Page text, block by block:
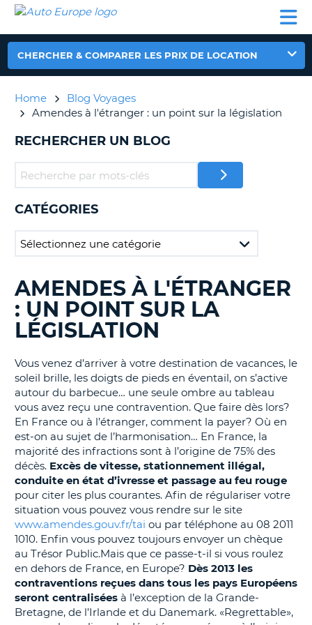
LOCATION
VOITURE
CAMPING-
CAR
CLIENT
AUTO
EUROPE
LOCATION
VOITURE
CAR
PARTENAIRES
CLIENT
COMPTE
GÉRER
MA
CHERCHER & COMPARER LES PRIX DE LOCATION
Home
Blog Voyages
Amendes à l'étranger : un point sur la législation
RECHERCHER UN BLOG
CATÉGORIES
RECHERCHER
DES
BLOGS......
AMENDES À L'ÉTRANGER
: UN POINT SUR LA
LÉGISLATION
Vous venez d’arriver à votre destination de vacances, le
soleil brille, les doigts de pieds en éventail, on s’active
autour du barbecue… une seule ombre au tableau
vous avez reçu une contravention. Que faire dès lors?
En France ou à l’étranger, comment la payer? Où en
est-on au sujet de l’harmonisation… En France, la
majorité des infractions sont à l’origine de 75% des
décès. Excès de vitesse, stationnement illégal,
conduite en état d’ivresse et passage au feu rouge
pour citer les plus courantes. Afin de régulariser votre
situation vous pouvez vous rendre sur le site
www.amendes.gouv.fr/tai ou par téléphone au 08 2011
1010. Enfin vous pouvez toujours envoyer un chèque
au Trésor Public.Mais que ce passe-t-il si vous roulez
en dehors de France, en Europe? Dès 2013 les
contraventions reçues dans tous les pays Européens
seront centralisées à l’exception de la Grande-
Bretagne, de l’Irlande et du Danemark. «Regrettable»,